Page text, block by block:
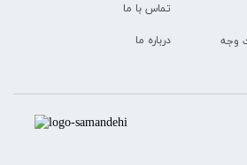
وجه
تماس با ما
درباره ما